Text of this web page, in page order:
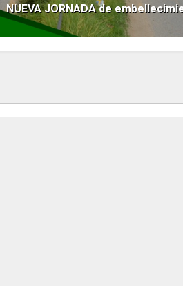
NUEVA JORNADA de